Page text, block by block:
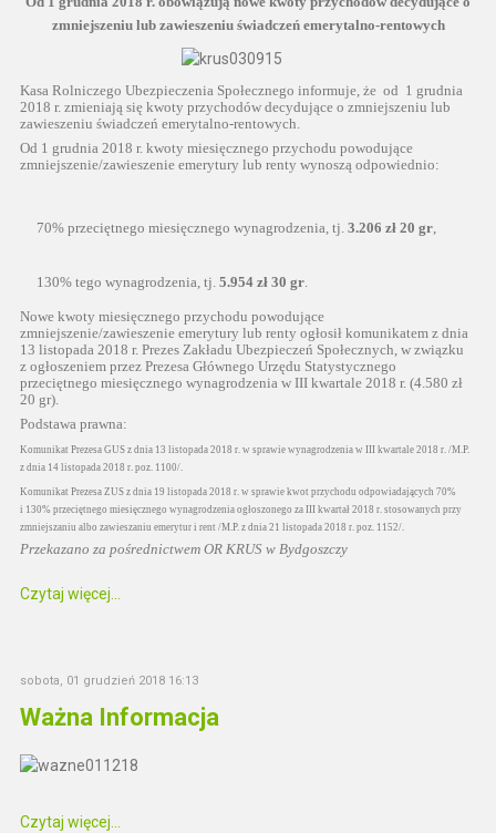
zmniejszeniu lub zawieszeniu świadczeń emerytalno-rentowych
Kasa Rolniczego Ubezpieczenia Społecznego informuje, że od 1 grudnia
2018 r. zmieniają się kwoty przychodów decydujące o zmniejszeniu lub
zawieszeniu świadczeń emerytalno-rentowych.
Od 1 grudnia 2018 r. kwoty miesięcznego przychodu powodujące
zmniejszenie/zawieszenie emerytury lub renty wynoszą odpowiednio:
70% przeciętnego miesięcznego wynagrodzenia, tj.3.206 zł 20 gr
130% tego wynagrodzenia, tj.5.954 zł 30 gr.
Nowe kwoty miesięcznego przychodu powodujące
zmniejszenie/zawieszenie emerytury lub renty ogłosił komunikatem z dnia
13 listopada 2018 r. Prezes Zakładu Ubezpieczeń Społecznych, w związku
z ogłoszeniem przez Prezesa Głównego Urzędu Statystycznego
przeciętnego miesięcznego wynagrodzenia w III kwartale 2018 r. (4.580 zł
20 gr).
Podstawa prawna:
Komunikat Prezesa GUS z dnia 13 listopada 2018 r. w sprawie wynagrodzenia w III kwartale 2018 r. /M.P.
z dnia 14 listopada 2018 r. poz. 1100/.
Komunikat Prezesa ZUS z dnia 19 listopada 2018 r. w sprawie kwot przychodu odpowiadających 70%
i 130% przeciętnego miesięcznego wynagrodzenia ogłoszonego za III kwartał 2018 r. stosowanych przy
zmniejszaniu albo zawieszaniu emerytur i rent /M.P. z dnia 21 listopada 2018 r. poz. 1152/.
Przekazano za pośrednictwem OR KRUS w Bydgoszczy
Czytaj więcej...
sobota, 01 grudzień 2018 16:13
Ważna Informacja
Czytaj więcej...